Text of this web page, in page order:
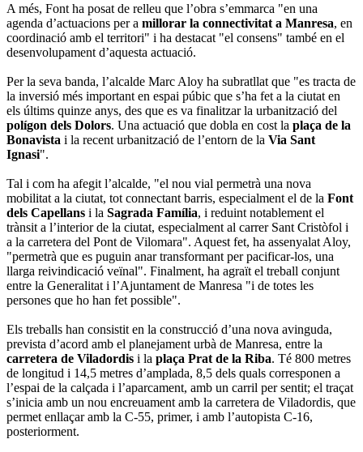
A més, Font ha posat de relleu que l’obra s’emmarca "en una
agenda d’actuacions per a millorar la connectivitat a Manresa, en
coordinació amb el territori" i ha destacat "el consens" també en el
desenvolupament d’aquesta actuació.
Per la seva banda, l’alcalde Marc Aloy ha subratllat que "es tracta de
la inversió més important en espai púbic que s’ha fet a la ciutat en
els últims quinze anys, des que es va finalitzar la urbanització del
polígon dels Dolors. Una actuació que dobla en cost la plaça de la
Bonavista i la recent urbanització de l’entorn de la Via Sant
Ignasi".
Tal i com ha afegit l’alcalde, "el nou vial permetrà una nova
mobilitat a la ciutat, tot connectant barris, especialment el de la Font
dels Capellans i la Sagrada Família, i reduint notablement el
trànsit a l’interior de la ciutat, especialment al carrer Sant Cristòfol i
a la carretera del Pont de Vilomara". Aquest fet, ha assenyalat Aloy,
"permetrà que es puguin anar transformant per pacificar-los, una
llarga reivindicació veïnal". Finalment, ha agraït el treball conjunt
entre la Generalitat i l’Ajuntament de Manresa "i de totes les
persones que ho han fet possible".
Els treballs han consistit en la construcció d’una nova avinguda,
prevista d’acord amb el planejament urbà de Manresa, entre la
carretera de Viladordis i la plaça Prat de la Riba. Té 800 metres
de longitud i 14,5 metres d’amplada, 8,5 dels quals corresponen a
l’espai de la calçada i l’aparcament, amb un carril per sentit; el traçat
s’inicia amb un nou encreuament amb la carretera de Viladordis, que
permet enllaçar amb la C-55, primer, i amb l’autopista C-16,
posteriorment.